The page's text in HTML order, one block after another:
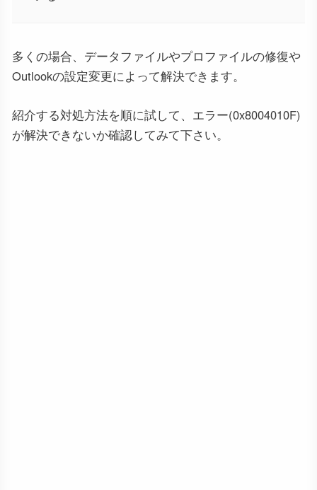
多くの場合、データファイルやプロファイルの修復や
Outlookの設定変更によって解決できます。
紹介する対処方法を順に試して、エラー(0x8004010F)
が解決できないか確認してみて下さい。